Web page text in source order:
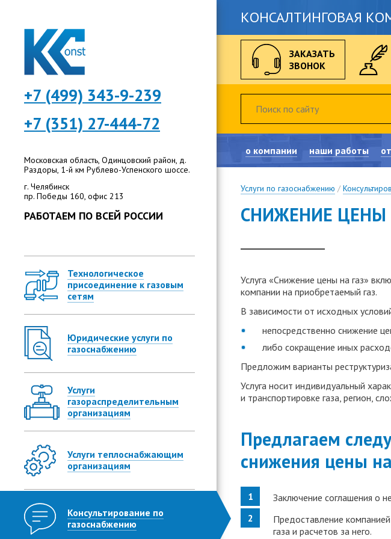
+7 (499) 343-9-239
+7 (351) 27-444-72
Московская область, Одинцовский район, д.
Раздоры, 1-й км Рублево-Успенского шоссе.
г. Челябинск
пр. Победы 160, офис 213
РАБОТАЕМ ПО ВСЕЙ РОССИИ
Технологическое
присоединение к газовым
сетям
Консультация по
сетям
Оформление заявки на
сетям
Оформление коллективной
подключение к газовым сетям
Увеличение разрешенной
газа")
Разделение (УСТУПКА)
мощности ("переуступка
технологическое
сетям
Юридическая помощь в
подключению к газовым сетям
(технологическом
Юридические услуги по
газоснабжению
Досудебное и судебное
сфере газоснабжения
Договорные отношения по
Услуги
газораспределительным
организациям
Консультирование ГРО
Реестр субъектов
Шаблоны договоров,
ГРО
Расчет и утверждение
Услуги теплоснабжающим
организациям
Подготовка экспертного
определения экономически
размера нерегулируемого
регулируемых тарифов на
Консультирование по
газоснабжению
Письменные консультации по
КОНСАЛТИНГОВАЯ
ЗАКАЗАТЬ
ЗВОНОК
о компании наши работы
Услуги по газоснабжению /
СНИЖЕНИЕ ЦЕНЫ
Услуга «Снижение цены на газ»
компании на приобретаемый газ.
В зависимости от исходных
непосредственно снижение
либо сокращение иных
Предложим варианты
Услуга носит индивидуальный
и транспортировке газа, регион,
Предлагаем
снижения цены
Заключение соглашения о
Предоставление
газа и расчетов за него.